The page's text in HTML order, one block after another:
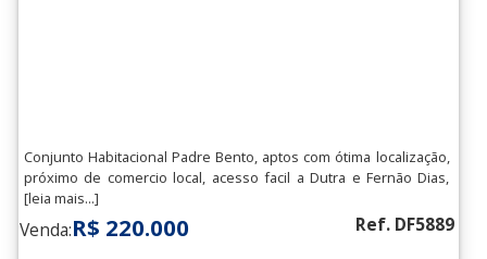
Pq. Cecap Zezinho de Magalhaes
Prado(6)
Pq. Continental
Conjunto Habitacional Padre Bento, aptos com ótima localização,
próximo de comercio local, acesso facil a Dutra e Fernão Dias,
[leia mais...]
Venda:R$ 220.000 Ref. DF5889